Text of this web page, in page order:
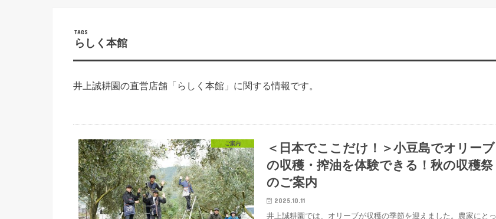
らしく本館
井上誠耕園の直営店舗「らしく本館」に関する情報です。
ご案内
＜日本でここだけ！＞小豆島でオリーブ
の収穫・搾油を体験できる！秋の収穫祭
のご案内
2025.10.11
井上誠耕園では、オリーブが収穫の季節を迎えました。農家にとっ